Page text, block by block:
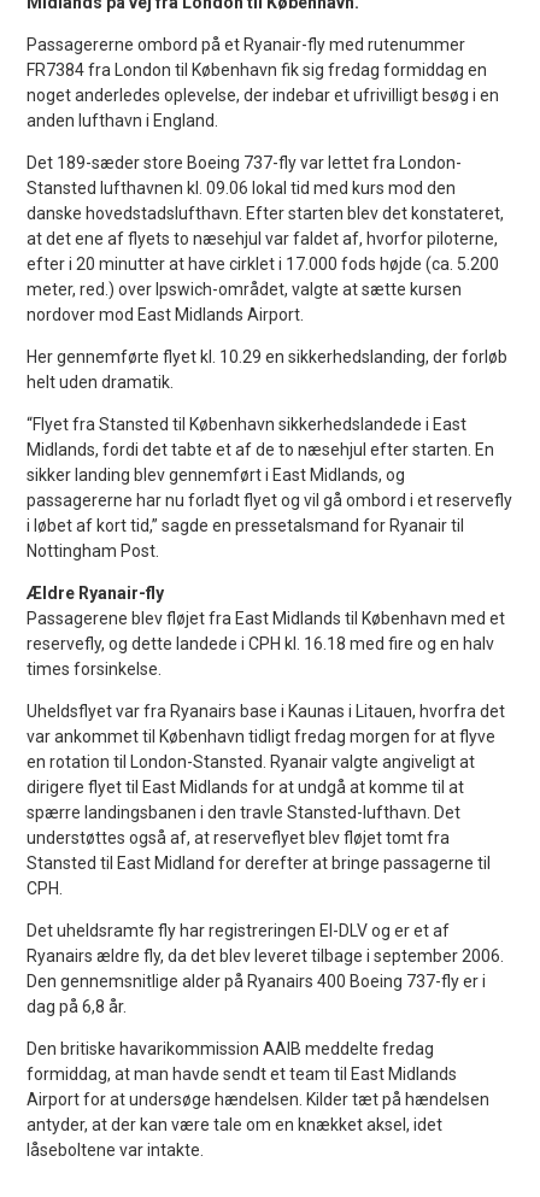
Passagererne ombord på et Ryanair-fly med rutenummer
FR7384 fra London til København fik sig fredag formiddag en
noget anderledes oplevelse, der indebar et ufrivilligt besøg i en
anden lufthavn i England.
Det 189-sæder store Boeing 737-fly var lettet fra London-
Stansted lufthavnen kl. 09.06 lokal tid med kurs mod den
danske hovedstadslufthavn. Efter starten blev det konstateret,
at det ene af flyets to næsehjul var faldet af, hvorfor piloterne,
efter i 20 minutter at have cirklet i 17.000 fods højde (ca. 5.200
meter, red.) over Ipswich-området, valgte at sætte kursen
nordover mod East Midlands Airport.
Her gennemførte flyet kl. 10.29 en sikkerhedslanding, der forløb
helt uden dramatik.
“Flyet fra Stansted til København sikkerhedslandede i East
Midlands, fordi det tabte et af de to næsehjul efter starten. En
sikker landing blev gennemført i East Midlands, og
passagererne har nu forladt flyet og vil gå ombord i et reservefly
i løbet af kort tid,” sagde en pressetalsmand for Ryanair til
Nottingham Post.
Ældre Ryanair-fly
Passagerene blev fløjet fra East Midlands til København med et
reservefly, og dette landede i CPH kl. 16.18 med fire og en halv
times forsinkelse.
Uheldsflyet var fra Ryanairs base i Kaunas i Litauen, hvorfra det
var ankommet til København tidligt fredag morgen for at flyve
en rotation til London-Stansted. Ryanair valgte angiveligt at
dirigere flyet til East Midlands for at undgå at komme til at
spærre landingsbanen i den travle Stansted-lufthavn. Det
understøttes også af, at reserveflyet blev fløjet tomt fra
Stansted til East Midland for derefter at bringe passagerne til
CPH.
Det uheldsramte fly har registreringen EI-DLV og er et af
Ryanairs ældre fly, da det blev leveret tilbage i september 2006.
Den gennemsnitlige alder på Ryanairs 400 Boeing 737-fly er i
dag på 6,8 år.
Den britiske havarikommission AAIB meddelte fredag
formiddag, at man havde sendt et team til East Midlands
Airport for at undersøge hændelsen. Kilder tæt på hændelsen
antyder, at der kan være tale om en knækket aksel, idet
låseboltene var intakte.